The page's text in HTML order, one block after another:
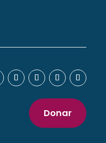
Donar